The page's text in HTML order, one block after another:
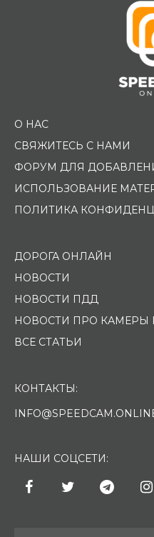
О НАС
СВЯЖИТЕСЬ С НАМИ
ФОРУМ ДЛЯ
ИСПОЛЬЗОВАНИЕ
ПОЛИТИКА
ДОРОГА ОНЛАЙН
НОВОСТИ
НОВОСТИ ПДД
НОВОСТИ ПРО КАМЕРЫ
ВСЕ СТАТЬИ
КОНТАКТЫ:
НАШИ СОЦСЕТИ: